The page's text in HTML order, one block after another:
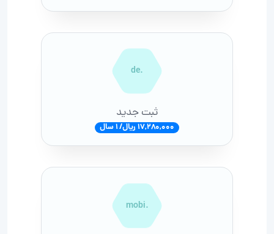
.de
ثبت جدید
17,280,000 ریال/ 1 سال
.mobi